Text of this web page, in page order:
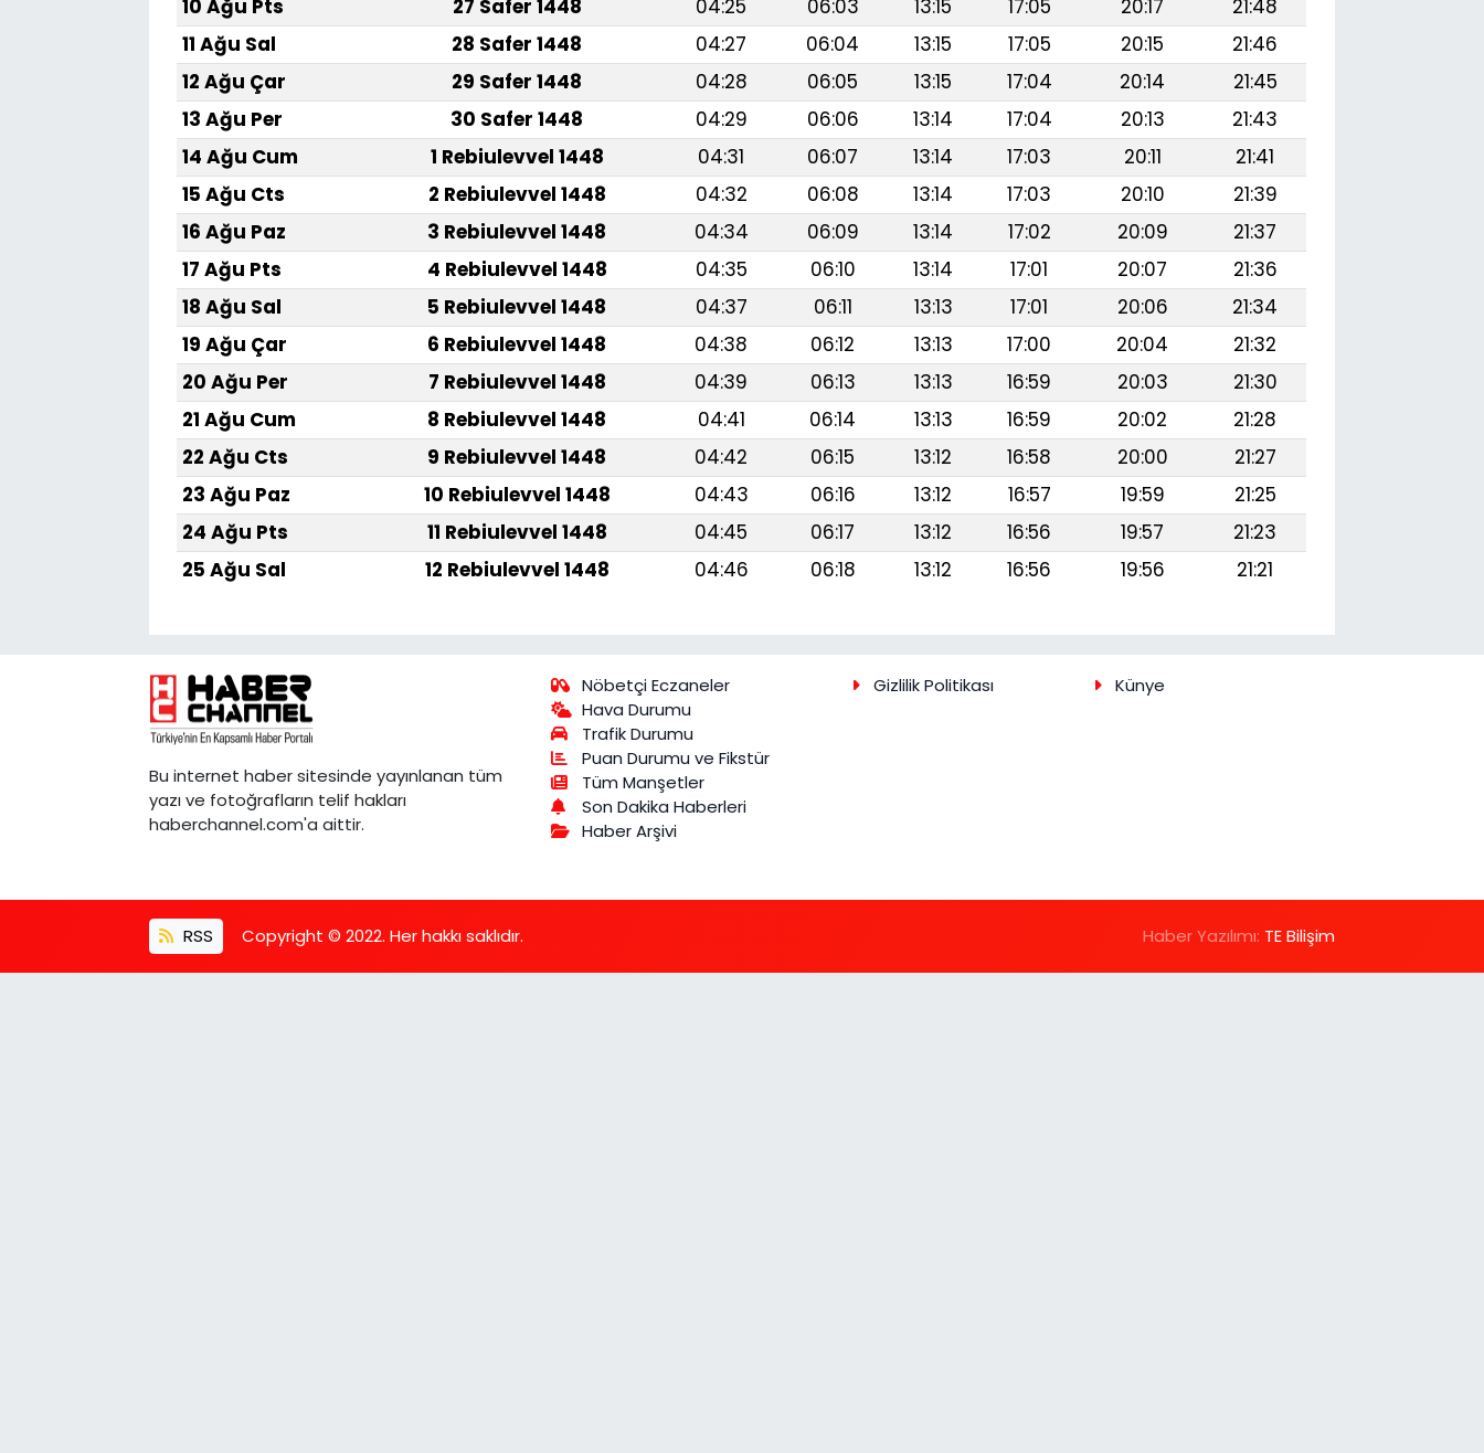
10 Ağu Pts
27 Safer 1448 04:25 06:03 13:15 17:05 20:17
21:48
11 Ağu Sal
28 Safer 1448 04:27 06:04 13:15 17:05 20:15
21:46
12 Ağu Çar
29 Safer 1448 04:28 06:05 13:15 17:04 20:14
21:45
13 Ağu Per
30 Safer 1448 04:29 06:06 13:14 17:04 20:13
21:43
14 Ağu Cum
1 Rebiulevvel 1448 04:31 06:07 13:14 17:03 20:11
21:41
15 Ağu Cts
2 Rebiulevvel 1448 04:32 06:08 13:14 17:03 20:10
21:39
16 Ağu Paz
3 Rebiulevvel 1448 04:34 06:09 13:14 17:02 20:09
21:37
17 Ağu Pts
4 Rebiulevvel 1448 04:35 06:10 13:14 17:01 20:07
21:36
18 Ağu Sal
5 Rebiulevvel 1448 04:37 06:11 13:13 17:01 20:06
21:34
19 Ağu Çar
6 Rebiulevvel 1448 04:38 06:12 13:13 17:00 20:04
21:32
20 Ağu Per
7 Rebiulevvel 1448 04:39 06:13 13:13 16:59 20:03
21:30
21 Ağu Cum
8 Rebiulevvel 1448 04:41 06:14 13:13 16:59 20:02
21:28
22 Ağu Cts
9 Rebiulevvel 1448 04:42 06:15 13:12 16:58 20:00
21:27
23 Ağu Paz
10 Rebiulevvel 1448 04:43 06:16 13:12 16:57 19:59
21:25
24 Ağu Pts
11 Rebiulevvel 1448 04:45 06:17 13:12 16:56 19:57
21:23
25 Ağu Sal
12 Rebiulevvel 1448 04:46 06:18 13:12 16:56 19:56 21:21
Bu internet haber sitesinde yayınlanan tüm
yazı ve fotoğrafların telif hakları
haberchannel.com'a aittir.
Nöbetçi Eczaneler
Hava Durumu
Trafik Durumu
Puan Durumu ve Fikstür
Tüm Manşetler
Son Dakika Haberleri
Haber Arşivi
Gizlilik Politikası Künye
RSS Copyright © 2022. Her hakkı saklıdır. Haber Yazılımı: TE Bilişim